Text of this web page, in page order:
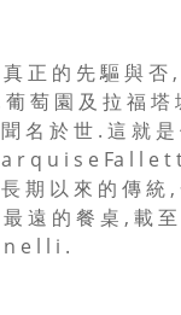
正 的 先 驅 與 否 ,
萄 園 及 拉 福 塔
名 於 世 . 這 就 是
r q u i s e Fa l l e t
期 以 來 的 傳 統
遠 的 餐 桌 , 載 至
e l l i .